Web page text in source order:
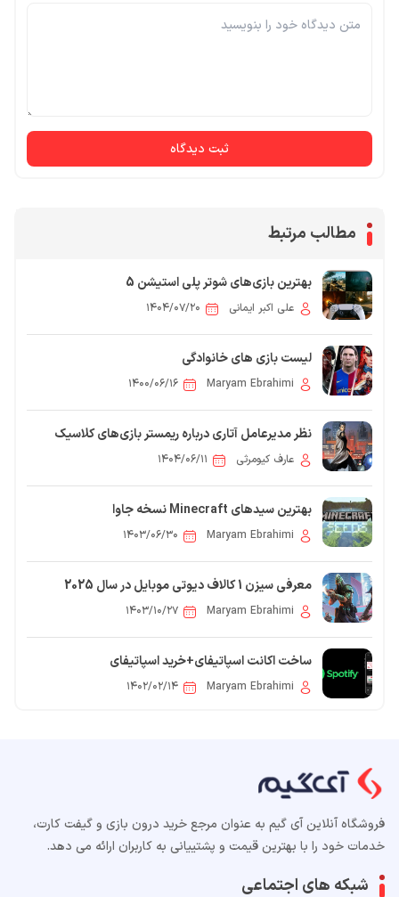
ثبت دیدگاه
مطالب مرتبط
بهترین بازی‌های شوتر پلی‌ استیشن 5
علی اکبر ایمانی ۱۴۰۴/۰۷/۲۰
لیست بازی های خانوادگی
Maryam Ebrahimi ۱۴۰۰/۰۶/۱۶
نظر مدیرعامل آتاری درباره ریمستر بازی‌های کلاسیک
عارف کیومرثی ۱۴۰۴/۰۶/۱۱
بهترین سیدهای Minecraft نسخه جاوا
Maryam Ebrahimi ۱۴۰۳/۰۶/۳۰
معرفی سیزن 1 کالاف دیوتی موبایل در سال 2025
Maryam Ebrahimi ۱۴۰۳/۱۰/۲۷
ساخت اکانت اسپاتیفای+خرید اسپاتیفای
Maryam Ebrahimi ۱۴۰۲/۰۲/۱۴
فروشگاه آنلاین آی گیم به عنوان مرجع خرید درون بازی و گیفت کارت،
خدمات خود را با بهترین قیمت و پشتییانی به کاربران ارائه می دهد.
شبکه های اجتماعی